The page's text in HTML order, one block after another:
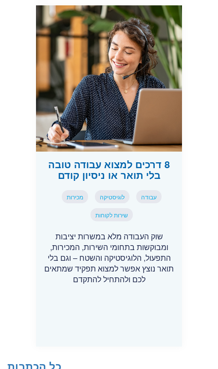
8 דרכים למצוא עבודה טובה
בלי תואר או ניסיון קודם
עבודה לוגיסטיקה מכירות
שירות לקוחות
שוק העבודה מלא במשרות יציבות
ומבוקשות בתחומי השירות, המכירות,
התפעול, הלוגיסטיקה והשטח – וגם בלי
תואר נוצץ אפשר למצוא תפקיד שמתאים
לכם ולהתחיל להתקדם